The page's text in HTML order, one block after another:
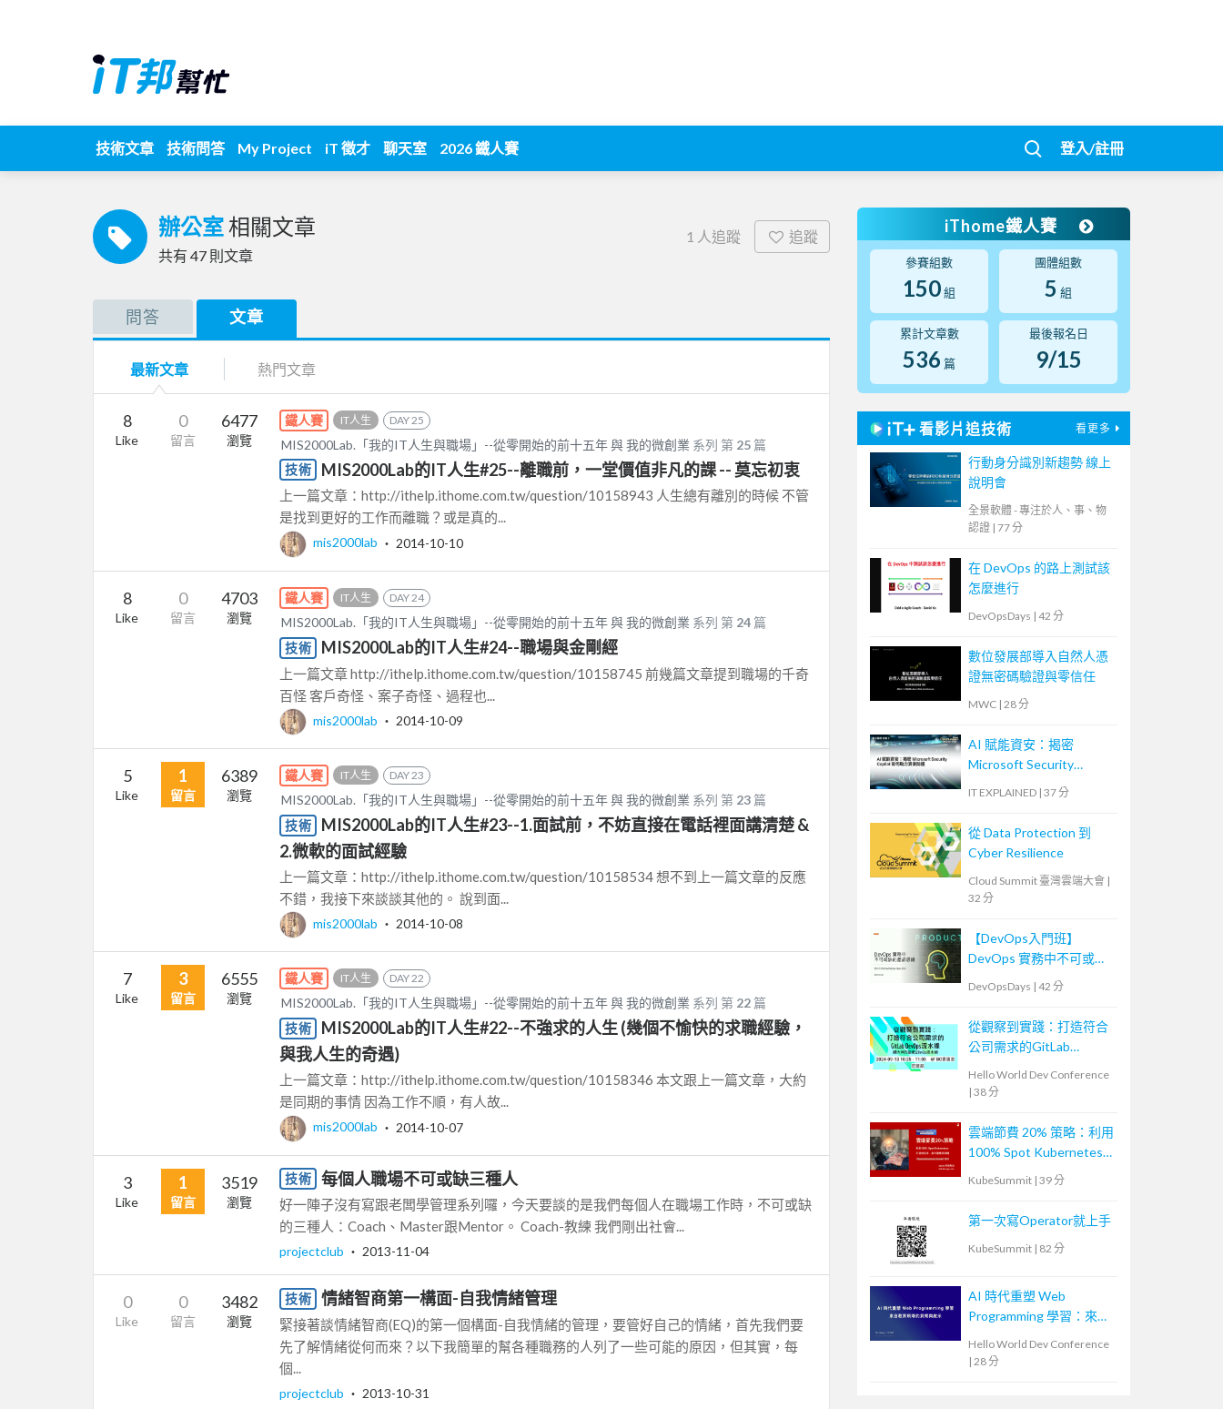
技術文章 技術問答 My Project iT 徵才 聊天室 2026 鐵人賽 登入/註冊
辦公室 相關文章
共有 47 則文章
1 人追蹤 追蹤
問答 文章
最新文章 熱門文章
8
Like
0
留言
6477
瀏覽
鐵人賽 IT人生 DAY 25
MIS2000Lab.「我的IT人生與職場」--從零開始的前十五年 與 我的微創業 系列 第 25 篇
技術
MIS2000Lab的IT人生#25--離職前，一堂價值非凡的課 -- 莫忘初衷
上一篇文章：http://ithelp.ithome.com.tw/question/10158943 人生總有離別的時候 不管
是找到更好的工作而離職？或是真的...
mis2000lab ‧ 2014-10-10
8
Like
0
留言
4703
瀏覽
鐵人賽 IT人生 DAY 24
MIS2000Lab.「我的IT人生與職場」--從零開始的前十五年 與 我的微創業 系列 第 24 篇
技術
MIS2000Lab的IT人生#24--職場與金剛經
上一篇文章 http://ithelp.ithome.com.tw/question/10158745 前幾篇文章提到職場的千奇
百怪 客戶奇怪、案子奇怪、過程也...
mis2000lab ‧ 2014-10-09
5
Like
1
留言
6389
瀏覽
鐵人賽 IT人生 DAY 23
MIS2000Lab.「我的IT人生與職場」--從零開始的前十五年 與 我的微創業 系列 第 23 篇
技術
MIS2000Lab的IT人生#23--1.面試前，不妨直接在電話裡面講清楚 &
2.微軟的面試經驗
上一篇文章：http://ithelp.ithome.com.tw/question/10158534 想不到上一篇文章的反應
不錯，我接下來談談其他的。 說到面...
mis2000lab ‧ 2014-10-08
7
Like
3
留言
6555
瀏覽
鐵人賽 IT人生 DAY 22
MIS2000Lab.「我的IT人生與職場」--從零開始的前十五年 與 我的微創業 系列 第 22 篇
技術
MIS2000Lab的IT人生#22--不強求的人生 (幾個不愉快的求職經驗，
與我人生的奇遇)
上一篇文章：http://ithelp.ithome.com.tw/question/10158346 本文跟上一篇文章，大約
是同期的事情 因為工作不順，有人故...
mis2000lab ‧ 2014-10-07
3
Like
1
留言
3519
瀏覽
技術 每個人職場不可或缺三種人
好一陣子沒有寫跟老闆學管理系列囉，今天要談的是我們每個人在職場工作時，不可或缺
的三種人：Coach、Master跟Mentor。 Coach-教練 我們剛出社會...
projectclub ‧ 2013-11-04
0
Like
0
留言
3482
瀏覽
技術 情緒智商第一構面-自我情緒管理
緊接著談情緒智商(EQ)的第一個構面-自我情緒的管理，要管好自己的情緒，首先我們要
先了解情緒從何而來？以下我簡單的幫各種職務的人列了一些可能的原因，但其實，每
個...
projectclub ‧ 2013-10-31
iThome鐵人賽
參賽組數
150組
團體組數
5 組
累計文章數
536 篇
最後報名日
9/15
看影片追技術 看更多
行動身分識別新趨勢 線上
說明會
全景軟體 - 專注於人、事、物
認證 | 77 分
在 DevOps 的路上測試該
怎麼進行
DevOpsDays | 42 分
數位發展部導入自然人憑
證無密碼驗證與零信任
MWC | 28 分
AI 賦能資安：揭密
Microsoft Security
Copilot 如何助力資安防
IT EXPLAINED | 37 分
從 Data Protection 到
Cyber Resilience
Cloud Summit 臺灣雲端大會 |
32 分
【DevOps入門班】
DevOps 實務中不可或缺
DevOpsDays | 42 分
從觀察到實踐：打造符合
公司需求的GitLab
Hello World Dev Conference
| 38 分
雲端節費 20% 策略：利用
100% Spot Kubernetes
打造低成本、高可靠應用
KubeSummit | 39 分
第一次寫Operator就上手
KubeSummit | 82 分
AI 時代重塑 Web
Programming 學習：來自
Hello World Dev Conference
| 28 分